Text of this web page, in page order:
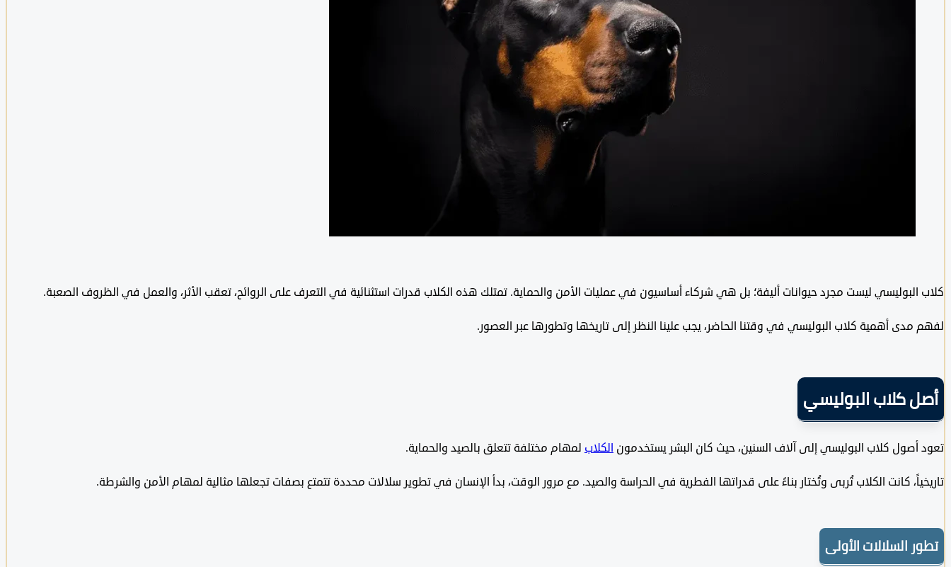
كلاب البوليسي ليست مجرد حيوانات أليفة؛ بل هي شركاء أساسيون في عمليات الأمن والحماية. تمتلك هذه الكلاب قدرات استثنائية في التعرف على الروائح، تعقب الأثر، والعمل في الظروف الصعبة.
لفهم مدى أهمية كلاب البوليسي في وقتنا الحاضر، يجب علينا النظر إلى تاريخها وتطورها عبر العصور.
أصل كلاب البوليسي
تعود أصول كلاب البوليسي إلى آلاف السنين، حيث كان البشر يستخدمون الكلاب لمهام مختلفة تتعلق بالصيد والحماية.
تاريخياً، كانت الكلاب تُربى وتُختار بناءً على قدراتها الفطرية في الحراسة والصيد. مع مرور الوقت، بدأ الإنسان في تطوير سلالات محددة تتمتع بصفات تجعلها مثالية لمهام الأمن والشرطة.
تطور السلالات الأولى